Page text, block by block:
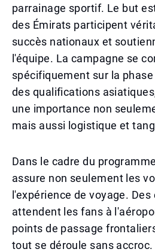
parrainage sportif. Le but
des Émirats participent
succès nationaux et
l'équipe. La campagne se
spécifiquement sur la
des qualifications
une importance non
mais aussi logistique et
Dans le cadre du
assure non seulement les
l'expérience de voyage.
attendent les fans à
points de passage
tout se déroule sans accroc.